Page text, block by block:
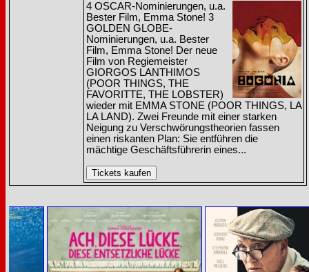
4 OSCAR-Nominierungen, u.a.
Bester Film, Emma Stone! 3
GOLDEN GLOBE-
Nominierungen, u.a. Bester
Film, Emma Stone! Der neue
Film von Regiemeister
GIORGOS LANTHIMOS
(POOR THINGS, THE
FAVORITTE, THE LOBSTER)
wieder mit EMMA STONE (POOR THINGS, LA
LA LAND). Zwei Freunde mit einer starken
Neigung zu Verschwörungstheorien fassen
einen riskanten Plan: Sie entführen die
mächtige Geschäftsführerin eines...